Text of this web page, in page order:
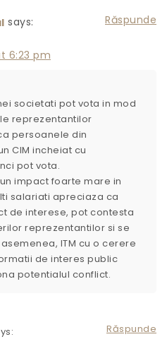
Răspunde
says:
6:23 pm
societati pot vota in mod
reprezentantilor
persoanele din
CIM incheiat cu
pot vota.
impact foarte mare in
salariati apreciaza ca
de interese, pot contesta
reprezentantilor si se
ITM cu o cerere
de interes public
potentialul conflict.
Răspunde